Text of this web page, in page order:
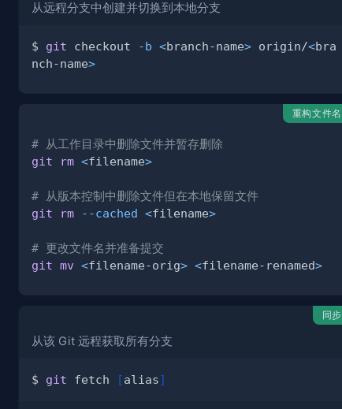
从远程分支中创建并切换到本地分支
$ git checkout -b <branch-name> origin/<bra
nch-name>
重构文件名
# 从工作目录中删除文件并暂存删除
git
rm <filename>
# 从版本控制中删除文件但在本地保留文件
git
rm --cached <filename>
# 更改文件名并准备提交
git mv <filename-orig> <filename-renamed>
同步
从该 Git 远程获取所有分支
$ git fetch [alias]